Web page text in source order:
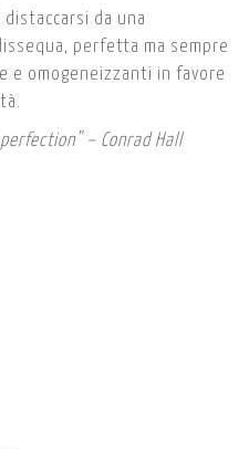
da una
perfetta ma sempre
e omogeneizzanti in favore
– Conrad Hall